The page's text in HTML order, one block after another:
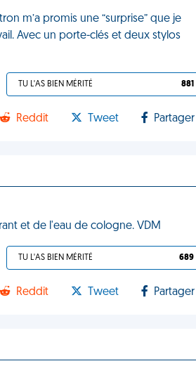
m’a promis une “surprise” que je
Avec un porte-clés et deux stylos
TU L'AS BIEN MÉRITÉ 881
Reddit Tweet Partager
et de l'eau de cologne. VDM
TU L'AS BIEN MÉRITÉ 689
Reddit Tweet Partager